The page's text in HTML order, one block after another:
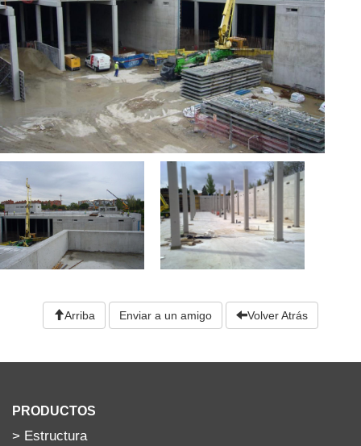
Arriba Enviar a un amigo Volver Atrás
PRODUCTOS
> Estructura